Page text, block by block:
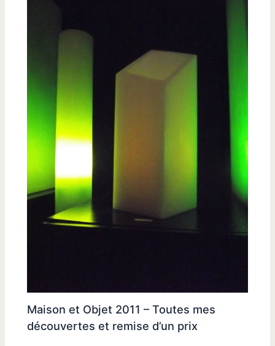
Maison et Objet 2011 – Toutes mes
découvertes et remise d’un prix